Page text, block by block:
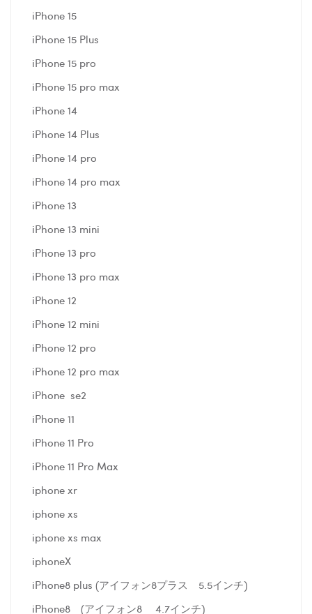
iPhone 15
iPhone 15 Plus
iPhone 15 pro
iPhone 15 pro max
iPhone 14
iPhone 14 Plus
iPhone 14 pro
iPhone 14 pro max
iPhone 13
iPhone 13 mini
iPhone 13 pro
iPhone 13 pro max
iPhone 12
iPhone 12 mini
iPhone 12 pro
iPhone 12 pro max
iPhone se2
iPhone 11
iPhone 11 Pro
iPhone 11 Pro Max
iphone xr
iphone xs
iphone xs max
iphoneX
iPhone8 plus (アイフォン8プラス 5.5インチ)
iPhone8 (アイフォン8 4.7インチ)